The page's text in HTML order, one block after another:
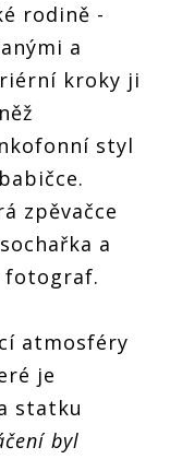
domácí
vás
přenese
na
francouzský
venkov
rodině -
a
kroky ji
styl
zpěvačce
a
fotograf.
atmosféry
je
statku
byl